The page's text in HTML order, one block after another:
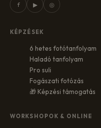
f ▶ ◎
KÉPZÉSEK
6 hetes fotótanfolyam
Haladó tanfolyam
Pro suli
Fogászati fotózás
🎁 Képzési támogatás
WORKSHOPOK & ONLINE